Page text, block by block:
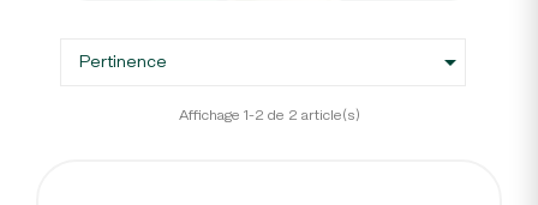
Pertinence 
Affichage 1-2 de 2 article(s)